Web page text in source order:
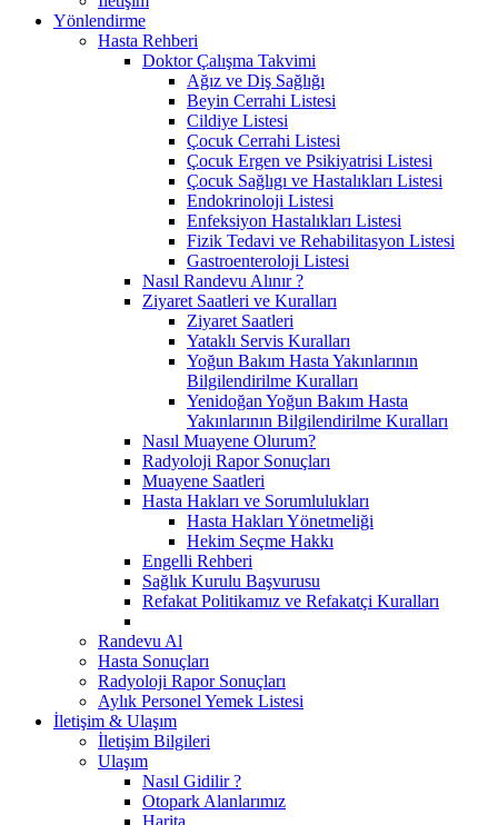
Yönlendirme
Hasta Rehberi
Doktor Çalışma Takvimi
Ağız ve Diş Sağlığı
Beyin Cerrahi Listesi
Cildiye Listesi
Çocuk Cerrahi Listesi
Çocuk Ergen ve Psikiyatrisi Listesi
Çocuk Sağlıgı ve Hastalıkları Listesi
Endokrinoloji Listesi
Enfeksiyon Hastalıkları Listesi
Fizik Tedavi ve Rehabilitasyon Listesi
Gastroenteroloji Listesi
Nasıl Randevu Alınır ?
Ziyaret Saatleri ve Kuralları
Ziyaret Saatleri
Yataklı Servis Kuralları
Yoğun Bakım Hasta Yakınlarının
Bilgilendirilme Kuralları
Yenidoğan Yoğun Bakım Hasta
Yakınlarının Bilgilendirilme Kuralları
Nasıl Muayene Olurum?
Radyoloji Rapor Sonuçları
Muayene Saatleri
Hasta Hakları ve Sorumlulukları
Hasta Hakları Yönetmeliği
Hekim Seçme Hakkı
Engelli Rehberi
Sağlık Kurulu Başvurusu
Refakat Politikamız ve Refakatçi Kuralları
Randevu Al
Hasta Sonuçları
Radyoloji Rapor Sonuçları
Aylık Personel Yemek Listesi
İletişim & Ulaşım
İletişim Bilgileri
Ulaşım
Nasıl Gidilir ?
Otopark Alanlarımız
Harita